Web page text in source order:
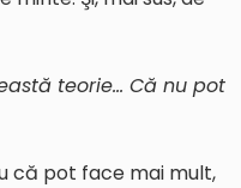
teorie… Că nu pot
că pot face mai mult,